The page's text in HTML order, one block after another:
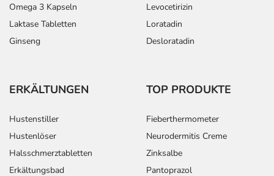
Omega 3 Kapseln
Laktase Tabletten
Ginseng
Levocetirizin
Loratadin
Desloratadin
ERKÄLTUNGEN
Hustenstiller
Hustenlöser
Halsschmerztabletten
Erkältungsbad
TOP PRODUKTE
Fieberthermometer
Neurodermitis Creme
Zinksalbe
Pantoprazol